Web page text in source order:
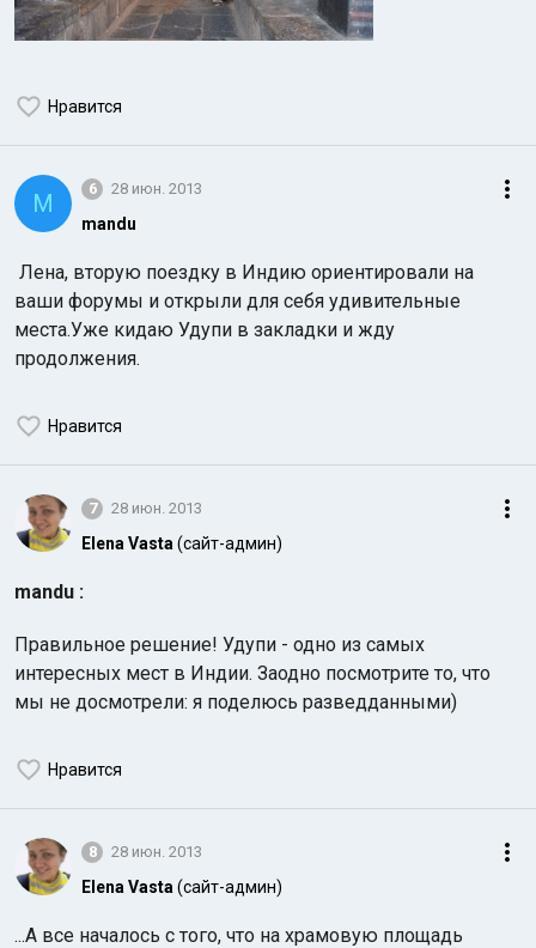
Нравится
M 6 28 июн. 2013
mandu
Лена, вторую поездку в Индию ориентировали на
ваши форумы и открыли для себя удивительные
места.Уже кидаю Удупи в закладки и жду
продолжения.
Нравится
7 28 июн. 2013
Elena Vasta (сайт-админ)
mandu :
Правильное решение! Удупи - одно из самых
интересных мест в Индии. Заодно посмотрите то, что
мы не досмотрели: я поделюсь разведданными)
Нравится
8 28 июн. 2013
Elena Vasta (сайт-админ)
...А все началось с того, что на храмовую площадь